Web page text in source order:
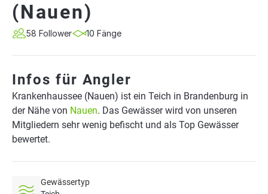
(Nauen)
58 Follower 10 Fänge
Infos für Angler
Krankenhaussee (Nauen) ist ein Teich in Brandenburg in
der Nähe von Nauen. Das Gewässer wird von unseren
Mitgliedern sehr wenig befischt und als Top Gewässer
bewertet.
Gewässertyp